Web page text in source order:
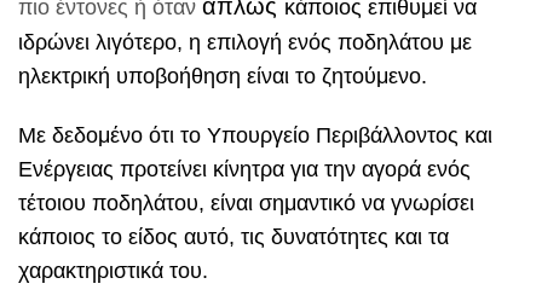
πιο έντονες ή όταν απλώς κάποιος επιθυμεί να
ιδρώνει λιγότερο, η επιλογή ενός ποδηλάτου με
ηλεκτρική υποβοήθηση είναι το ζητούμενο.
Με δεδομένο ότι το Υπουργείο Περιβάλλοντος και
Ενέργειας προτείνει κίνητρα για την αγορά ενός
τέτοιου ποδηλάτου, είναι σημαντικό να γνωρίσει
κάποιος το είδος αυτό, τις δυνατότητες και τα
χαρακτηριστικά του.